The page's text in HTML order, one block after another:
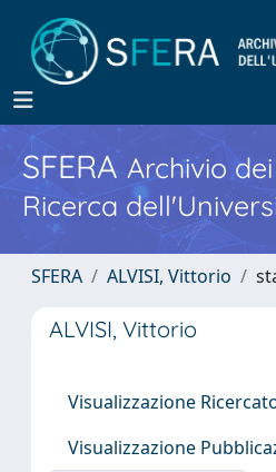
SFERA Archivio
Ricerca
SFERA ALVISI, Vittorio
ALVISI, Vittorio
Visualizzazione
Visualizzazione